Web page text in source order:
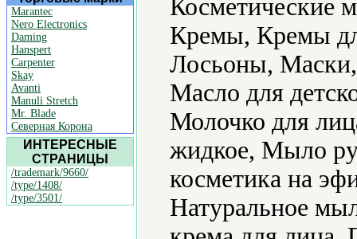
Marantec
Nero Electronics
Daming
Hanspert
Carpenter
Skay
Avanti
Manuli Stretch
Mr. Blade
Северная Корона
ИНТЕРЕСНЫЕ
СТРАНИЦЫ
/trademark/9660/
/type/1408/
/type/3501/
Косметические
Кремы, Кремы
Лосьоны,
Масло для
Молочко для
жидкое, Мыло
косметика на
Натуральное